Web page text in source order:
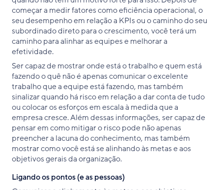
começar a medir fatores como eficiência operacional, o
seu desempenho em relação a KPIs ou o caminho do seu
subordinado direto para o crescimento, você terá um
caminho para alinhar as equipes e melhorar a
efetividade.
Ser capaz de mostrar onde está o trabalho e quem está
fazendo o quê não é apenas comunicar o excelente
trabalho que a equipe está fazendo, mas também
sinalizar quando há risco em relação a dar conta de tudo
ou colocar os esforços em escala à medida que a
empresa cresce. Além dessas informações, ser capaz de
pensar em como mitigar o risco pode não apenas
preencher a lacuna do conhecimento, mas também
mostrar como você está se alinhando às metas e aos
objetivos gerais da organização.
Ligando os pontos (e as pessoas)